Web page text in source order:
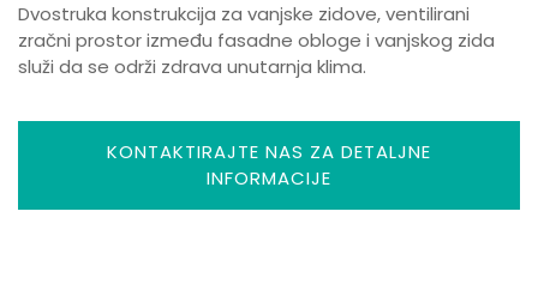
Dvostruka konstrukcija za vanjske zidove, ventilirani
zračni prostor između fasadne obloge i vanjskog zida
služi da se održi zdrava unutarnja klima.
KONTAKTIRAJTE NAS ZA DETALJNE
INFORMACIJE